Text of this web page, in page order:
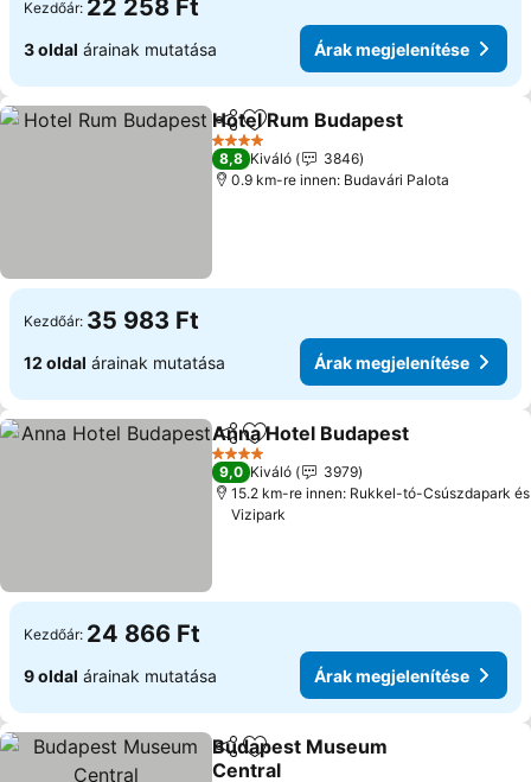
Kezdőár: 22 258 Ft
3 oldal árainak mutatása Árak megjelenítése
Megosztás
Hozzáadás a kedvencekhez
Hotel Rum Budapest
4 Kategória
8,8 Kiváló
3846
0.9 km-re innen: Budavári Palota
Kezdőár: 35 983 Ft
12 oldal árainak mutatása Árak megjelenítése
Megosztás
Hozzáadás a kedvencekhez
Anna Hotel Budapest
4 Kategória
9,0 Kiváló
3979
15.2 km-re innen: Rukkel-tó-Csúszdapark és
Vizipark
Kezdőár: 24 866 Ft
9 oldal árainak mutatása Árak megjelenítése
Megosztás
Hozzáadás a kedvencekhez
Budapest Museum
Central